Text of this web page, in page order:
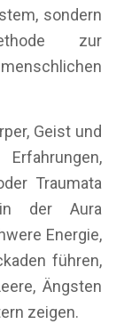
sondern
zur
Geist und
Traumata
in der Aura
Energie,
führen,
Ängsten
zeigen.